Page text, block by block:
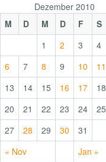
Dezember 2010
M
D M D F S
« Nov Jan »
1 2 3 4
6
7 8 9 10 11
13
14 15 16 17 18
20
21 22 23 24 25
27
28 29 30 31